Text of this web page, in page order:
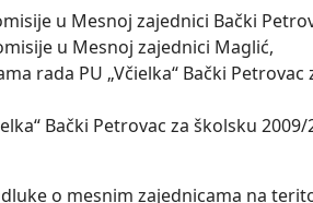
u Mesnoj zajednici Bački
u Mesnoj zajednici Maglić,
rada PU „Včielka“ Bački Petrovac
Bački Petrovac za školsku 2009/
o mesnim zajednicama na